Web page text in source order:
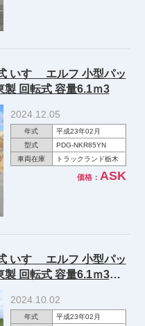
いすゞ エルフ 小型パッ
製 回転式 容量6.1ｍ3
2024.12.05
年式
平成23年02月
型式
PDG-NKR85YN
車両在庫
トラックランド栃木
価格： ASK
いすゞ エルフ 小型パッ
製 回転式 容量6.1ｍ3
2024.10.02
年式
平成23年02月